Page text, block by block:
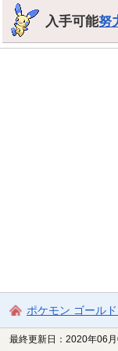
入手可能努
ポケモン ゴール
最終更新日：2020年06